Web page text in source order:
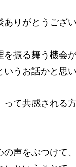
りがとうござい
を振る舞う機会
うお話かと思い
って共感される
の声をぶつけて